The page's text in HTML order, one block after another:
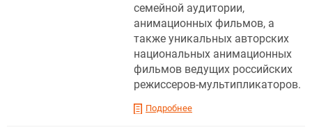
семейной аудитории,
анимационных фильмов, а
также уникальных авторских
национальных анимационных
фильмов ведущих российских
режиссеров-мультипликаторов.
Подробнее